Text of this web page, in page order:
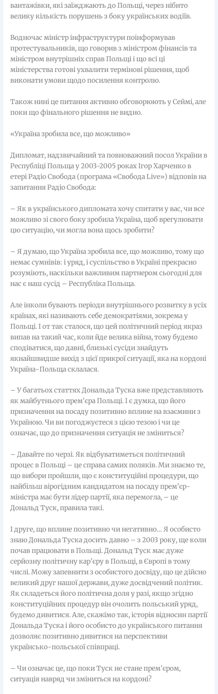
вантажівки, які заїжджають до Польщі, через нібито
велику кількість порушень з боку українських водіїв.
Водночас міністр інфраструктури поінформував
протестувальників, що говорив з міністром фінансів та
міністром внутрішніх справ Польщі і що всі ці
міністерства готові ухвалити термінові рішення, щоб
виконати умови щодо посилення контролю.
Також нині це питання активно обговорюють у Сеймі, але
поки що фінального рішення не видно.
«Україна зробила все, що можливо»
Дипломат, надзвичайний та повноважний посол України в
Республіці Польща у 2003-2005 роках Ігор Харченко в
етері Радіо Свобода (програма «Свобода Live») відповів на
запитання Радіо Свобода:
– Як в українського дипломата хочу спитати у вас, чи все
можливо зі свого боку зробила Україна, щоб врегулювати
цю ситуацію, чи могла вона щось зробити?
– Я думаю, що Україна зробила все, що можливо, тому що
немає сумнівів: і уряд, і суспільство в Україні прекрасно
розуміють, наскільки важливим партнером сьогодні для
нас є наш сусід – Республіка Польща.
Але інколи бувають періоди внутрішнього розвитку в усіх
країнах, які називають себе демократіями, зокрема у
Польщі. І от так сталося, що цей політичний період якраз
випав на такий час, коли йде велика війна, тому будемо
сподіватися, що давні, близькі сусіди знайдуть
якнайшвидше вихід з цієї прикрої ситуації, яка на кордоні
Україна-Польща склалася.
– У багатьох статтях Дональда Туска вже представляють
як майбутнього прем’єра Польщі. І є думка, що його
призначення на посаду позитивно вплине на взаємини з
Україною. Чи ви погоджуєтеся з цією тезою і чи це
означає, що до призначення ситуація не зміниться?
– Давайте по черзі. Як відбуватиметься політичний
процес в Польщі – це справа самих поляків. Ми знаємо те,
що вибори пройшли, що є конституційні процедури, що
найбільш вірогідним кандидатом на посаду прем’єр-
міністра має бути лідер партії, яка перемогла, – це
Дональд Туск, правила такі.
І друге, що вплине позитивно чи негативно… Я особисто
знаю Дональда Туска досить давно – з 2003 року, ще коли
почав працювати в Польщі. Дональд Туск має дуже
серйозну політичну кар’єру в Польщі, в Європі в тому
числі. Можу запевнити з особистого досвіду, що це дійсно
великий друг нашої держави, дуже досвідчений політик.
Як складеться його політична доля у разі, якщо згідно
конституційних процедур він очолить польський уряд,
будемо дивитися. Але, скажімо так, історія відносин партії
Дональда Туска і його особисто до українського питання
дозволяє позитивно дивитися на перспективи
українсько-польської співпраці.
– Чи означає це, що поки Туск не стане прем’єром,
ситуація навряд чи зміниться на кордоні?